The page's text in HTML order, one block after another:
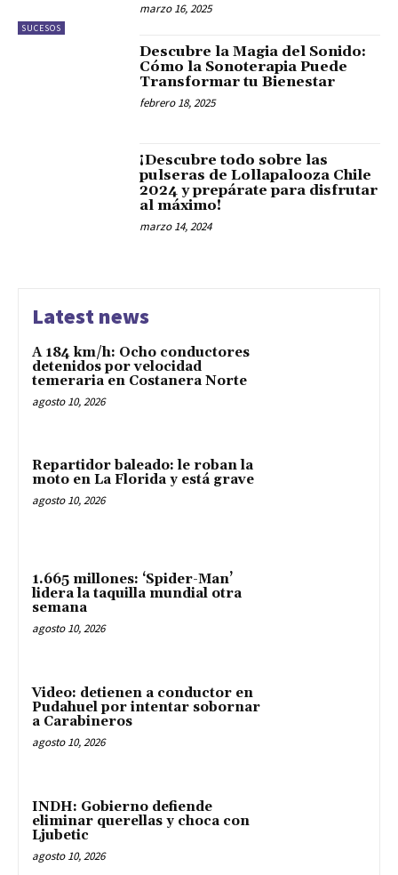
SUCESOS
marzo 16, 2025
Descubre la Magia del Sonido:
Cómo la Sonoterapia Puede
Transformar tu Bienestar
febrero 18, 2025
¡Descubre todo sobre las
pulseras de Lollapalooza Chile
2024 y prepárate para disfrutar
al máximo!
marzo 14, 2024
Latest news
A 184 km/h: Ocho conductores
detenidos por velocidad
temeraria en Costanera Norte
agosto 10, 2026
Repartidor baleado: le roban la
moto en La Florida y está grave
agosto 10, 2026
1.665 millones: ‘Spider-Man’
lidera la taquilla mundial otra
semana
agosto 10, 2026
Video: detienen a conductor en
Pudahuel por intentar sobornar
a Carabineros
agosto 10, 2026
INDH: Gobierno defiende
eliminar querellas y choca con
Ljubetic
agosto 10, 2026